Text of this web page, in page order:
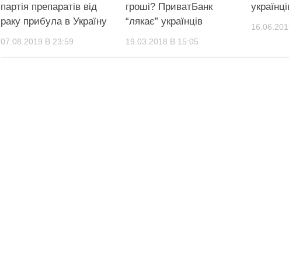
партія препаратів від
раку прибула в Україну
07.08.2019 В 23:59
гроші? ПриватБанк
“лякає” українців
19.03.2018 В 15:05